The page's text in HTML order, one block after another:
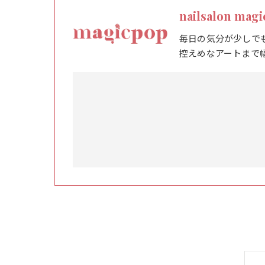
nailsalon
毎日の気分が少しで
控えめなアートまで